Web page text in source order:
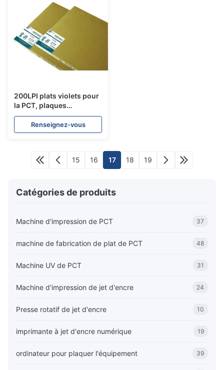
200LPI plats violets pour
la PCT, plaques
d'impression en
aluminium 0. Mesure 40
Renseignez-vous
15 16 17 18 19
Catégories de produits
Machine d'impression de PCT 37
machine de fabrication de plat de PCT 48
Machine UV de PCT 31
Machine d'impression de jet d'encre 24
Presse rotatif de jet d'encre 10
imprimante à jet d'encre numérique 19
ordinateur pour plaquer l'équipement 39